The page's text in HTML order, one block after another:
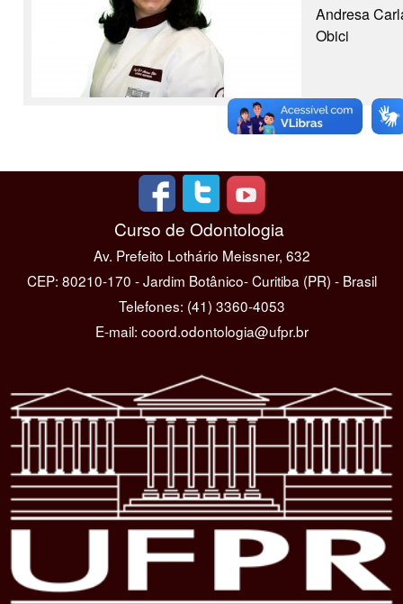
Andresa
Obici
Curso de Odontologia
Av. Prefeito Lothário Meissner, 632
CEP: 80210-170 - Jardim Botânico- Curitiba (PR) - Brasil
Telefones: (41) 3360-4053
E-mail: coord.odontologia@ufpr.br